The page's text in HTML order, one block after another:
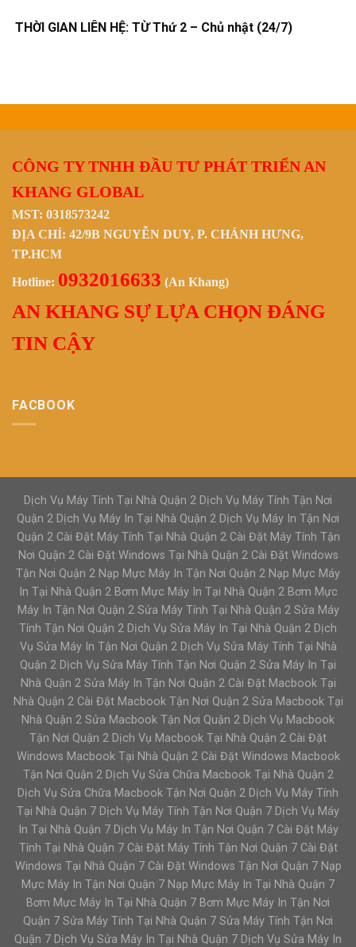
THỜI GIAN LIÊN HỆ: TỪ Thứ 2 – Chủ nhật (24/7)
CÔNG TY TNHH ĐẦU TƯ PHÁT TRIỂN AN
KHANG GLOBAL
MST: 0318573242
ĐỊA CHỈ: 42/9B NGUYỄN DUY, P. CHÁNH HƯNG,
TP.HCM
Hotline: 0932016633 (An Khang)
AN KHANG SỰ LỰA CHỌN ĐÁNG
TIN CẬY
FACBOOK
Dịch Vụ Máy Tính Tại Nhà Quận 2 Dịch Vụ Máy Tính Tận Nơi
Quận 2 Dịch Vụ Máy In Tại Nhà Quận 2 Dịch Vụ Máy In Tận Nơi
Quận 2 Cài Đặt Máy Tính Tại Nhà Quận 2 Cài Đặt Máy Tính Tận
Nơi Quận 2 Cài Đặt Windows Tại Nhà Quận 2 Cài Đặt Windows
Tận Nơi Quận 2 Nạp Mực Máy In Tận Nơi Quận 2 Nạp Mực Máy
In Tại Nhà Quận 2 Bơm Mực Máy In Tại Nhà Quận 2 Bơm Mực
Máy In Tận Nơi Quận 2 Sửa Máy Tính Tại Nhà Quận 2 Sửa Máy
Tính Tận Nơi Quận 2 Dịch Vụ Sửa Máy In Tại Nhà Quận 2 Dịch
Vụ Sửa Máy In Tận Nơi Quận 2 Dịch Vụ Sửa Máy Tính Tại Nhà
Quận 2 Dịch Vụ Sửa Máy Tính Tận Nơi Quận 2 Sửa Máy In Tại
Nhà Quận 2 Sửa Máy In Tận Nơi Quận 2 Cài Đặt Macbook Tại
Nhà Quận 2 Cài Đặt Macbook Tận Nơi Quận 2 Sửa Macbook Tại
Nhà Quận 2 Sửa Macbook Tận Nơi Quận 2 Dịch Vụ Macbook
Tận Nơi Quận 2 Dịch Vụ Macbook Tại Nhà Quận 2 Cài Đặt
Windows Macbook Tại Nhà Quận 2 Cài Đặt Windows Macbook
Tận Nơi Quận 2 Dịch Vụ Sửa Chữa Macbook Tại Nhà Quận 2
Dịch Vụ Sửa Chữa Macbook Tận Nơi Quận 2 Dịch Vụ Máy Tính
Tại Nhà Quận 7 Dịch Vụ Máy Tính Tận Nơi Quận 7 Dịch Vụ Máy
In Tại Nhà Quận 7 Dịch Vụ Máy In Tận Nơi Quận 7 Cài Đặt Máy
Tính Tại Nhà Quận 7 Cài Đặt Máy Tính Tận Nơi Quận 7 Cài Đặt
Windows Tại Nhà Quận 7 Cài Đặt Windows Tận Nơi Quận 7 Nạp
Mực Máy In Tận Nơi Quận 7 Nạp Mực Máy In Tại Nhà Quận 7
Bơm Mực Máy In Tại Nhà Quận 7 Bơm Mực Máy In Tận Nơi
Quận 7 Sửa Máy Tính Tại Nhà Quận 7 Sửa Máy Tính Tận Nơi
Quận 7 Dịch Vụ Sửa Máy In Tại Nhà Quận 7 Dịch Vụ Sửa Máy In